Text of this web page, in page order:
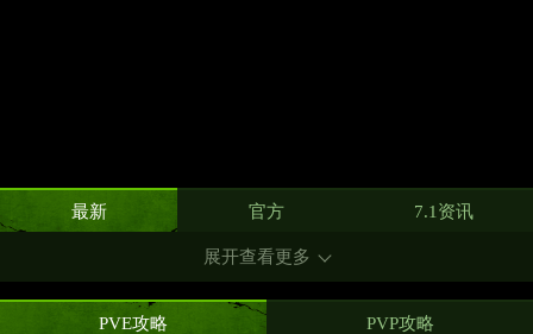
最新 官方 7.1资讯
展开查看更多
PVE攻略 PVP攻略